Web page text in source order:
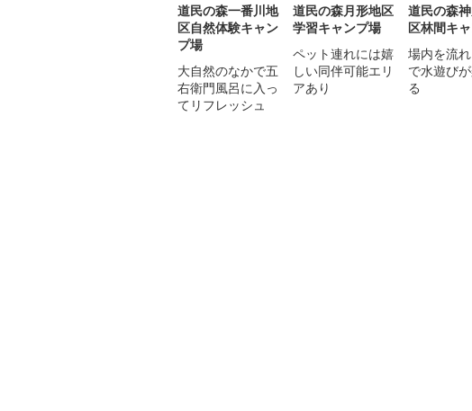
道民の森一番川地
区自然体験キャン
プ場
大自然のなかで五
右衛門風呂に入っ
てリフレッシュ
道民の森月形地区
学習キャンプ場
ペット連れには嬉
しい同伴可能エリ
アあり
道民の森
区林間キ
場内を流
で水遊び
る